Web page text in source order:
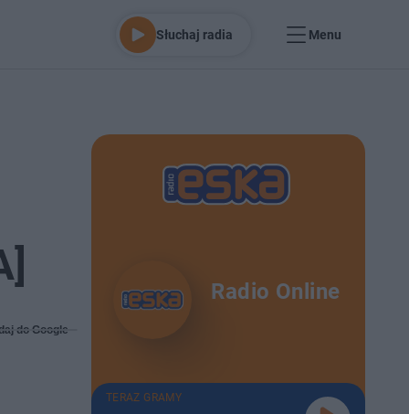
Słuchaj radia Menu
do Google
Radio Online
TERAZ GRAMY